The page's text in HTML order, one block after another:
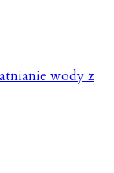
wody z